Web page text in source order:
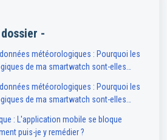
-
météorologiques : Pourquoi les
de ma smartwatch sont-elles
météorologiques : Pourquoi les
de ma smartwatch sont-elles
: L'application mobile se bloque
puis-je y remédier ?